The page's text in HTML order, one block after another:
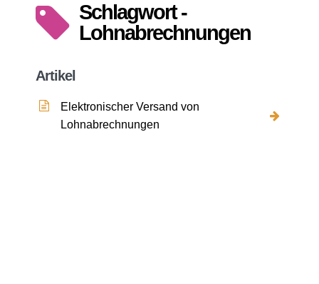
Schlagwort -
Lohnabrechnungen
Artikel
Elektronischer Versand von
Lohnabrechnungen